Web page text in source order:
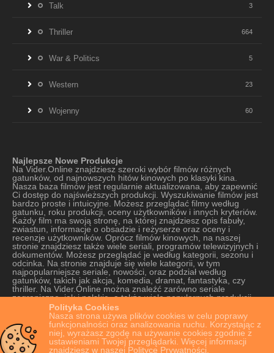
Polityka Cookies
Nasza strona używa plików cookies w celu poprawy
funkcjonalności oraz analizowania ruchu. Korzystając z
niej, wyrażasz zgodę na używanie cookies zgodnie z
ustawieniami Twojej przeglądarki. Więcej informacji
znajdziesz w naszej Polityce Prywatności.
Talk 3
Thriller 664
War & Politics 5
Western 23
Wojenny 60
Najlepsze Nowe Produkcje
Na Vider.Online znajdziesz szeroki wybór filmów różnych
gatunków, od najnowszych hitów kinowych po klasyki kina.
Nasza baza filmów jest regularnie aktualizowana, aby zapewnić
Ci dostęp do najświeższych produkcji. Wyszukiwanie filmów jest
bardzo proste i intuicyjne. Możesz przeglądać filmy według
gatunku, roku produkcji, oceny użytkowników i innych kryteriów.
Każdy film ma swoją stronę, na której znajdziesz opis fabuły,
zwiastun, informacje o obsadzie i reżyserze oraz oceny i
recenzje użytkowników. Oprócz filmów kinowych, na naszej
stronie znajdziesz także wiele seriali, programów telewizyjnych i
dokumentów. Możesz przeglądać je według kategorii, sezonu i
odcinka. Na stronie znajduje się wiele kategorii, w tym
najpopularniejsze seriale, nowości, oraz podział według
gatunków, takich jak akcja, komedia, dramat, fantastyka, czy
thriller. Na Vider.Online można znaleźć zarówno seriale
zagraniczne, jak i polskie, a także wiele popularnych produkcji
oryginalnych platform VOD. Strona oferuje szeroki wybór seriali,
od tych najnowszych do tych starszych, które cieszą się kultową
popularnością. Nasza strona jest również bardzo łatwa w
obsłudze, dzięki czemu znajdziesz na niej wszystko, czego
potrzebujesz w kilka kliknięć. Mamy nadzieję, że nasza strona z
najlepszymi i najnowszymi filmami online przypadnie Ci do gustu